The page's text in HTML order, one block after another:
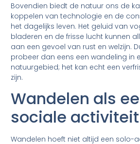
Bovendien biedt de natuur ons de
koppelen van technologie en de
het dagelijks leven. Het geluid van
bladeren en de frisse lucht kunnen
aan een gevoel van rust en welzijn.
probeer dan eens een wandeling in
natuurgebied; het kan echt een
zijn.
Wandelen als
sociale activiteit
Wandelen hoeft niet altijd een solo-